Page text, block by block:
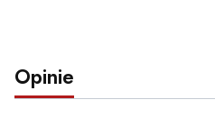
Opinie